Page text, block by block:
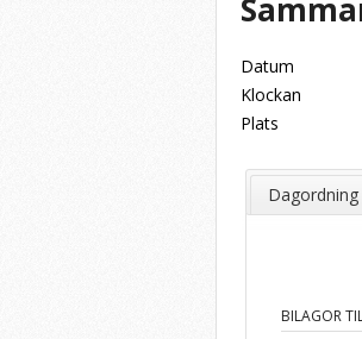
Datum
Klockan
Plats
Dagordning
BILAGOR